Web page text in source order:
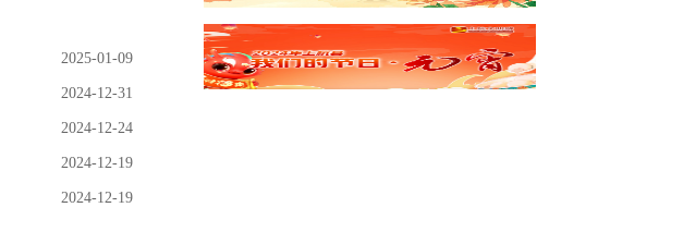
2025-01-09
2024-12-31
2024-12-24
2024-12-19
2024-12-19